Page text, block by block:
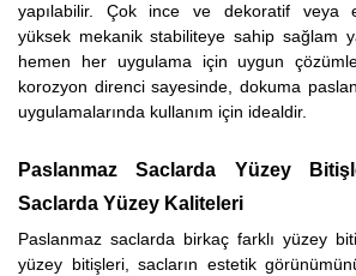
yapılabilir. Çok ince ve dekoratif veya
yüksek mekanik stabiliteye sahip sağlam
hemen her uygulama için uygun
korozyon direnci sayesinde, dokuma
uygulamalarında kullanım için idealdir.
Paslanmaz Saclarda Yüzey
Saclarda Yüzey Kaliteleri
Paslanmaz saclarda birkaç farklı yüzey
yüzey bitişleri, sacların estetik